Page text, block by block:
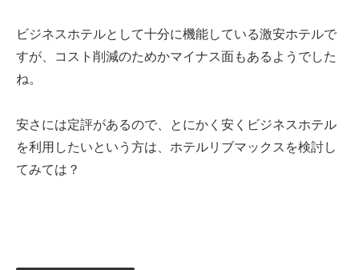
ビジネスホテルとして十分に機能している激安ホテルで
すが、コスト削減のためかマイナス面もあるようでした
ね。
安さには定評があるので、とにかく安くビジネスホテル
を利用したいという方は、ホテルリブマックスを検討し
てみては？